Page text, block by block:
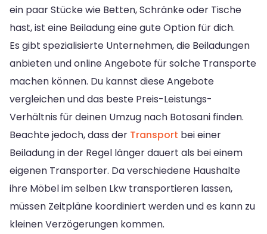
ein paar Stücke wie Betten, Schränke oder Tische
hast, ist eine Beiladung eine gute Option für dich.
Es gibt spezialisierte Unternehmen, die Beiladungen
anbieten und online Angebote für solche Transporte
machen können. Du kannst diese Angebote
vergleichen und das beste Preis-Leistungs-
Verhältnis für deinen Umzug nach Botosani finden.
Beachte jedoch, dass der Transport bei einer
Beiladung in der Regel länger dauert als bei einem
eigenen Transporter. Da verschiedene Haushalte
ihre Möbel im selben Lkw transportieren lassen,
müssen Zeitpläne koordiniert werden und es kann zu
kleinen Verzögerungen kommen.